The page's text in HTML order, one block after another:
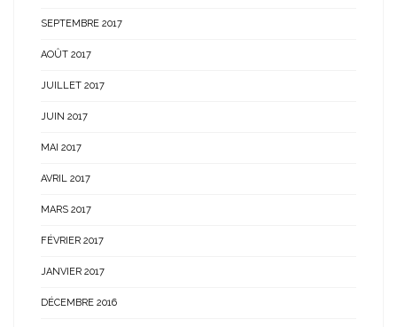
SEPTEMBRE 2017
AOÛT 2017
JUILLET 2017
JUIN 2017
MAI 2017
AVRIL 2017
MARS 2017
FÉVRIER 2017
JANVIER 2017
DÉCEMBRE 2016